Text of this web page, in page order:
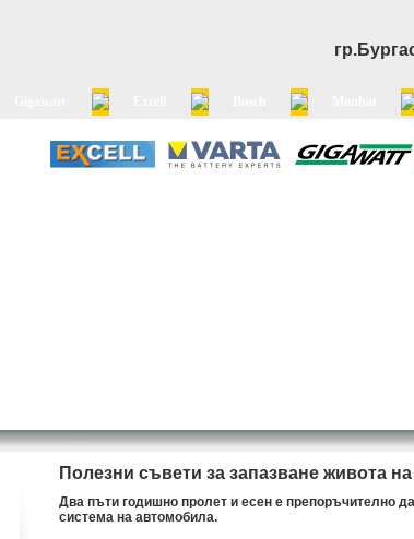
Полезни съвети за запазване живота
Два пъти годишно пролет и есен е препоръчително
система на автомобила.